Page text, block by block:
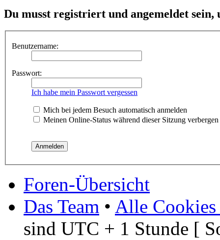
Du musst registriert und angemeldet
Benutzername:
Passwort:
Ich habe mein Passwort vergessen
Mich bei jedem Besuch automatisch anmelden
Meinen Online-Status während dieser Sitzung verbergen
Foren-Übersicht
Das Team • Alle Cookies
sind UTC + 1 Stunde [